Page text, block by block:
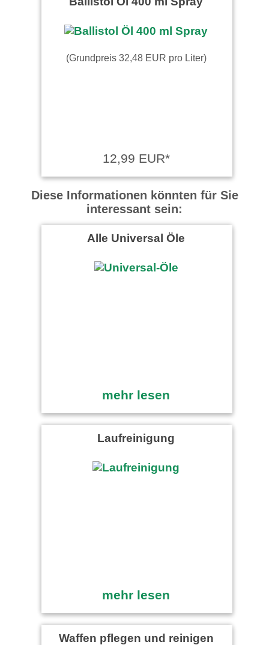
(Grundpreis 32,48 EUR pro Liter)
12,99 EUR*
Diese Informationen könnten für Sie
interessant sein:
Alle Universal Öle
mehr lesen
Laufreinigung
mehr lesen
Waffen pflegen und reinigen